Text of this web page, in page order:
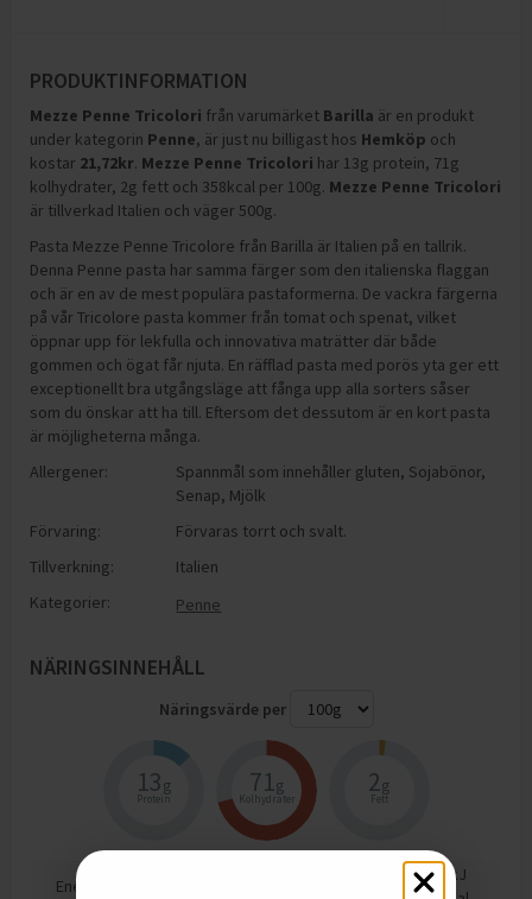
PRODUKTINFORMATION
Mezze Penne Tricolori från varumärket Barilla är en produkt
under kategorin Penne, är just nu billigast hos Hemköp och
kostar 21,72kr. Mezze Penne Tricolori har 13g protein, 71g
kolhydrater, 2g fett och 358kcal per 100g. Mezze Penne Tricolori
är tillverkad Italien och väger 500g.
Pasta Mezze Penne Tricolore från Barilla är Italien på en tallrik.
Denna Penne pasta har samma färger som den italienska flaggan
och är en av de mest populära pastaformerna. De vackra färgerna
på vår Tricolore pasta kommer från tomat och spenat, vilket
öppnar upp för lekfulla och innovativa maträtter där både
gommen och ögat får njuta. En räfflad pasta med porös yta ger ett
exceptionellt bra utgångsläge att fånga upp alla sorters såser
som du önskar att ha till. Eftersom det dessutom är en kort pasta
är möjligheterna många.
Allergener:
Spannmål som innehåller gluten, Sojabönor,
Senap, Mjölk
Förvaring:
Förvaras torrt och svalt.
Tillverkning:
Italien
Kategorier:
Penne
NÄRINGSINNEHÅLL
Näringsvärde per
13g
Protein
71 g
Kolhydrater
2g
Fett
Energi
1518
kJ